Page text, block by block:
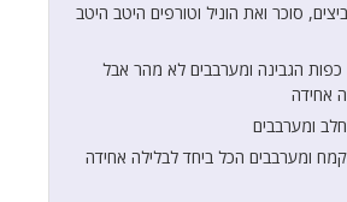
סוכר ואת הוניל וטורפים היטב היטב
מוסיפים את 2 כפות הגבינה ומערבבים לא מהר אבל
אחידה
ומערבבים
ומערבבים הכל ביחד לבלילה אחידה